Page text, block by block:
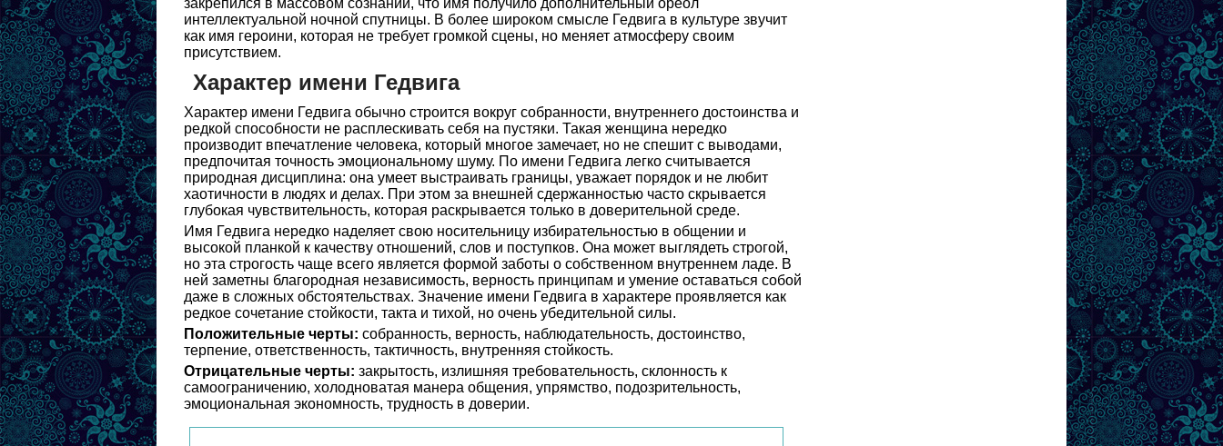
закрепился в массовом сознании, что имя получило дополнительный ореол
интеллектуальной ночной спутницы. В более широком смысле Гедвига в культуре звучит
как имя героини, которая не требует громкой сцены, но меняет атмосферу своим
присутствием.
Характер имени Гедвига
Характер имени Гедвига обычно строится вокруг собранности, внутреннего достоинства и
редкой способности не расплескивать себя на пустяки. Такая женщина нередко
производит впечатление человека, который многое замечает, но не спешит с выводами,
предпочитая точность эмоциональному шуму. По имени Гедвига легко считывается
природная дисциплина: она умеет выстраивать границы, уважает порядок и не любит
хаотичности в людях и делах. При этом за внешней сдержанностью часто скрывается
глубокая чувствительность, которая раскрывается только в доверительной среде.
Имя Гедвига нередко наделяет свою носительницу избирательностью в общении и
высокой планкой к качеству отношений, слов и поступков. Она может выглядеть строгой,
но эта строгость чаще всего является формой заботы о собственном внутреннем ладе. В
ней заметны благородная независимость, верность принципам и умение оставаться собой
даже в сложных обстоятельствах. Значение имени Гедвига в характере проявляется как
редкое сочетание стойкости, такта и тихой, но очень убедительной силы.
Положительные черты: собранность, верность, наблюдательность, достоинство,
терпение, ответственность, тактичность, внутренняя стойкость.
Отрицательные черты: закрытость, излишняя требовательность, склонность к
самоограничению, холодноватая манера общения, упрямство, подозрительность,
эмоциональная экономность, трудность в доверии.